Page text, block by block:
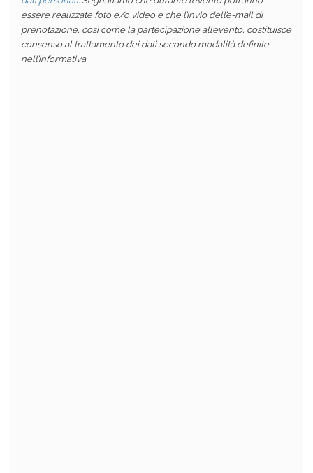
essere realizzate foto e/o video e che l’invio dell’e-mail di
prenotazione, così come la partecipazione all’evento, costituisce
consenso al trattamento dei dati secondo modalità definite
nell’informativa.